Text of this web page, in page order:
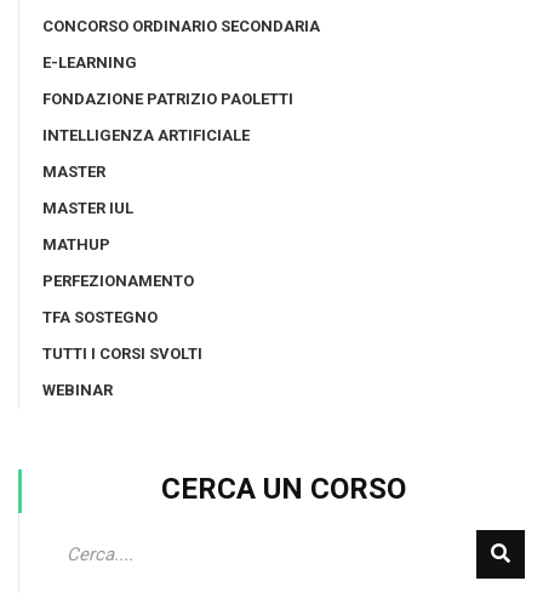
CONCORSO ORDINARIO SECONDARIA
E-LEARNING
FONDAZIONE PATRIZIO PAOLETTI
INTELLIGENZA ARTIFICIALE
MASTER
MASTER IUL
MATHUP
PERFEZIONAMENTO
TFA SOSTEGNO
TUTTI I CORSI SVOLTI
WEBINAR
CERCA UN CORSO